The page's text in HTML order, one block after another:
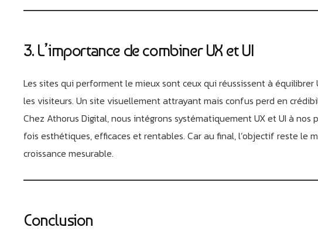
3. L’importance de combiner UX et UI
Les sites qui performent le mieux sont ceux qui réussissent à
les visiteurs. Un site visuellement attrayant mais confus perd en
Chez Athorus Digital, nous intégrons systématiquement UX et UI à
fois esthétiques, efficaces et rentables. Car au final, l’objectif reste le
croissance mesurable.
Conclusion